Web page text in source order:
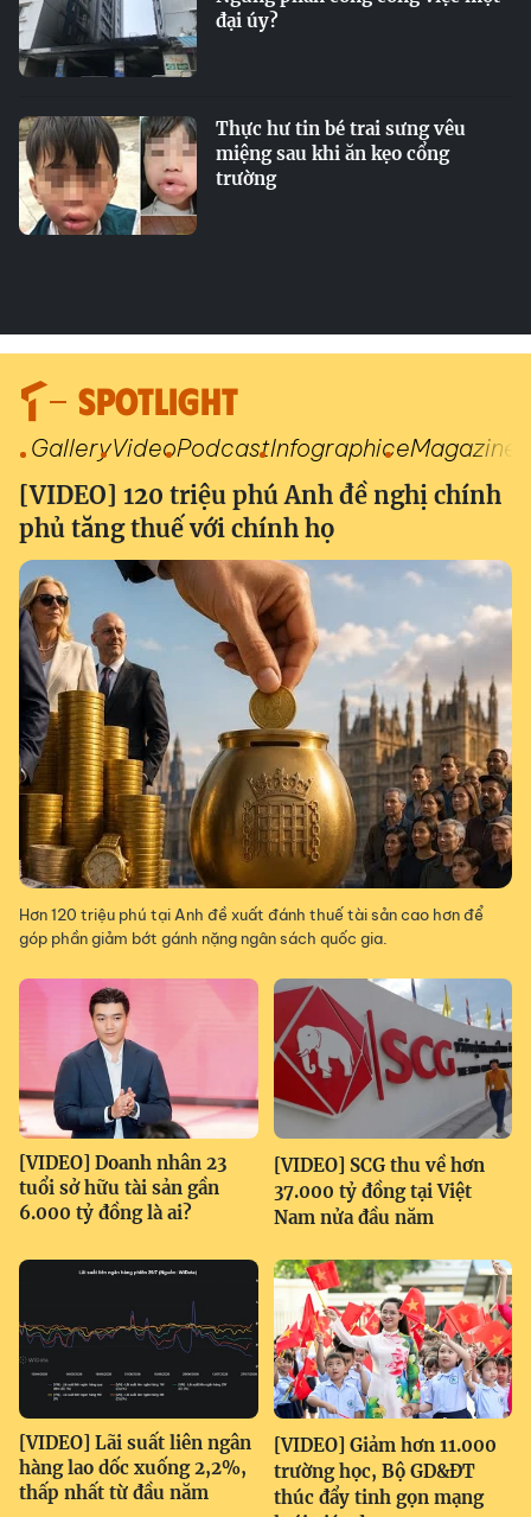
đại úy?
Thực hư tin bé trai sưng vêu
miệng sau khi ăn kẹo cổng
trường
SPOTLIGHT
GalleryVideoPodcastInfographiceMagazine
[VIDEO] 120 triệu phú Anh đề nghị chính
phủ tăng thuế với chính họ
Hơn 120 triệu phú tại Anh đề xuất đánh thuế tài sản cao hơn để
góp phần giảm bớt gánh nặng ngân sách quốc gia.
[VIDEO] Doanh nhân 23
tuổi sở hữu tài sản gần
6.000 tỷ đồng là ai?
[VIDEO] SCG thu về hơn
37.000 tỷ đồng tại Việt
Nam nửa đầu năm
[VIDEO] Lãi suất liên ngân
hàng lao dốc xuống 2,2%,
thấp nhất từ đầu năm
[VIDEO] Giảm hơn 11.000
trường học, Bộ GD&ĐT
thúc đẩy tinh gọn mạng